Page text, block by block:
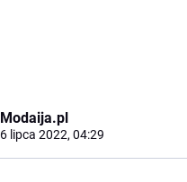
Modaija.pl
6 lipca 2022, 04:29